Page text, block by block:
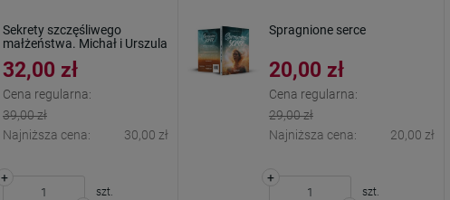
Sekrety szczęśliwego
małżeństwa. Michał i Urszula
32,00 zł
Cena regularna:
39,00 zł
Najniższa cena:
30,00 zł
+
szt.
Spragnione serce
20,00 zł
Cena regularna:
29,00 zł
Najniższa cena:
20,00 zł
+
szt.